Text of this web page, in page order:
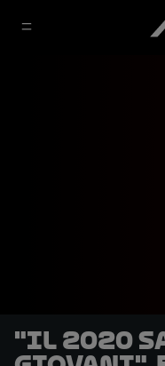
"Il 2020